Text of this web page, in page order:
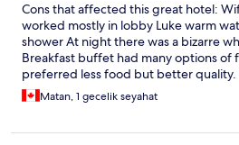
Cons that affected this great hotel:
worked mostly in lobby Luke warm
shower At night there was a bizarre
Breakfast buffet had many options of
preferred less food but better quality.
the only type of cheese. Location is
nice.
Matan, 1 gecelik seyahat